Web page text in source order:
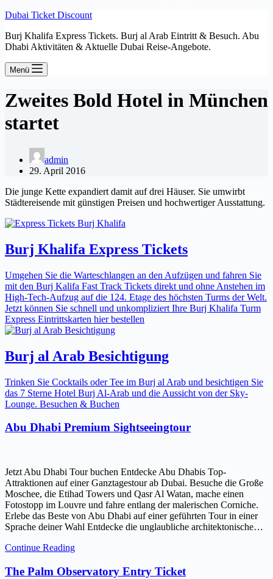
Dubai Ticket Discount
Burj Khalifa Express Tickets. Burj al Arab Eintritt & Besuch. Abu
Dhabi Aktivitäten & Aktuelle Dubai Reise-Angebote.
Menü
Zweites Bold Hotel in München
startet
admin
29. April 2016
Die junge Kette expandiert damit auf drei Häuser. Sie umwirbt
Städtereisende mit günstigen Preisen und hochwertiger Ausstattung.
Burj Khalifa Express Tickets
Umgehen Sie die Warteschlangen an den Aufzügen und fahren Sie
mit den Burj Kalifa Fast Track Tickets direkt und ohne Anstehen im
High-Tech-Aufzug auf die 124. Etage des höchsten Turms der Welt.
Jetzt können Sie schnell und unkompliziert Ihre Burj Khalifa Turm
Express Eintrittskarten hier bestellen
Burj al Arab Besichtigung
Trinken Sie Cocktails oder Tee im Burj al Arab und besichtigen Sie
das 7 Sterne Hotel Burj Al-Arab und die Aussicht von der Sky-
Lounge. Besuchen & Buchen
Abu Dhabi Premium Sightseeingtour
Jetzt Abu Dhabi Tour buchen Entdecke Abu Dhabis Top-
Attraktionen auf einer Ganztagestour ab Dubai. Besuche die Große
Moschee, die Etihad Towers und Qasr Al Watan, mache einen
Fotostopp im Louvre und fahre entlang der malerischen Corniche.
Erlebe das Beste von Abu Dhabi auf einer geführten Tour in einer
Sprache deiner Wahl Entdecke die unglaubliche architektonische…
Continue Reading
The Palm Observatory Entry Ticket